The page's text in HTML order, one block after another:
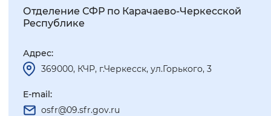
Отделение СФР по Карачаево-Черкесской
Республике
Адрес:
369000, КЧР, г.Черкесск, ул.Горького, 3
E-mail:
osfr@09.sfr.gov.ru